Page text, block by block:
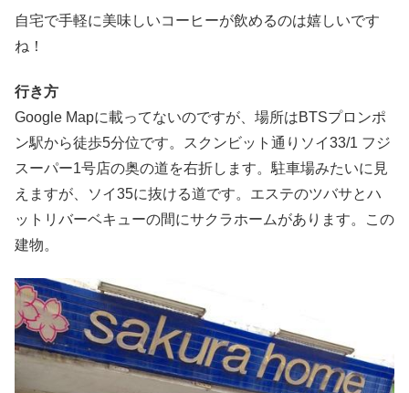
自宅で手軽に美味しいコーヒーが飲めるのは嬉しいです
ね！
行き方
Google Mapに載ってないのですが、場所はBTSプロンポ
ン駅から徒歩5分位です。スクンビット通りソイ33/1 フジ
スーパー1号店の奥の道を右折します。駐車場みたいに見
えますが、ソイ35に抜ける道です。エステのツバサとハ
ットリバーベキューの間にサクラホームがあります。この
建物。